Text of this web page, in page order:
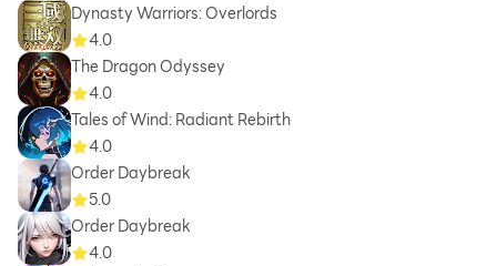
Dynasty Warriors: Overlords
4.0
The Dragon Odyssey
4.0
Tales of Wind: Radiant Rebirth
4.0
Order Daybreak
5.0
Order Daybreak
4.0